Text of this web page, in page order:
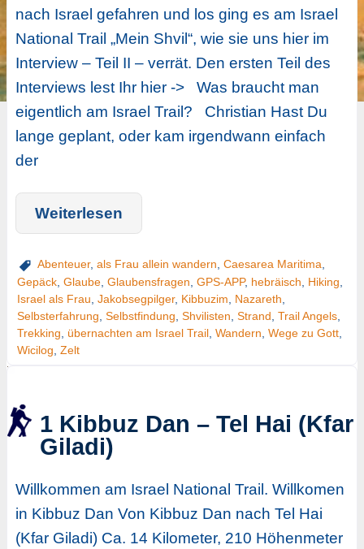
nach Israel gefahren und los ging es am Israel
National Trail „Mein Shvil“, wie sie uns hier im
Interview – Teil II – verrät. Den ersten Teil des
Interviews lest Ihr hier -> Was braucht man
eigentlich am Israel Trail? Christian Hast Du
lange geplant, oder kam irgendwann einfach
der
Weiterlesen
Abenteuer, als Frau allein wandern Caesarea Maritima
Gepäck, Glaube, Glaubensfragen GPS-APP, hebräisch Hiking
Israel als Frau Jakobsegpilger, Kibbuzim Nazareth
Selbsterfahrung Selbstfindung Shvilisten Strand Trail Angels,
Trekking
übernachten am Israel Trail, Wandern Wege zu Gott,
Wicilog Zelt
1 Kibbuz Dan – Tel Hai (Kfar
Giladi)
Willkommen am Israel National Trail. Willkomen
in Kibbuz Dan Von Kibbuz Dan nach Tel Hai
(Kfar Giladi) Ca. 14 Kilometer, 210 Höhenmeter